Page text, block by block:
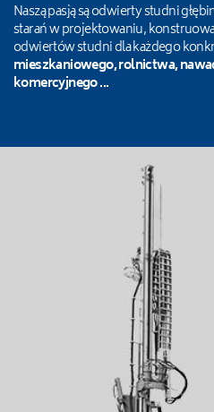
Naszą pasją są odwierty studni
starań w projektowaniu,
odwiertów studni dla każdego
mieszkaniowego, rolnictwa,
komercyjnego ...